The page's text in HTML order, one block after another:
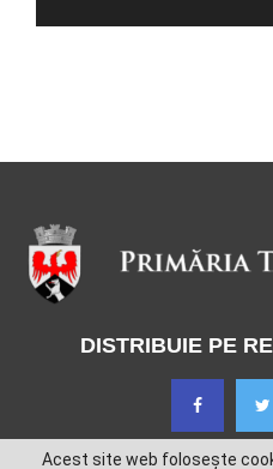
DISTRIBUIE PE
Acest site web folosește